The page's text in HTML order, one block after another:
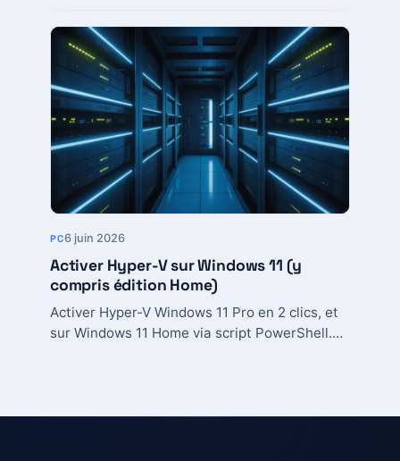
reset cache). Commandes copiables.
PC6 juin 2026
Activer Hyper-V sur Windows 11 (y
compris édition Home)
Activer Hyper-V Windows 11 Pro en 2 clics, et
sur Windows 11 Home via script PowerShell.